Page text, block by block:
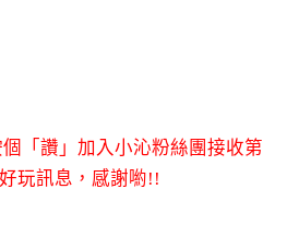
「讚」加入小沁粉絲團接收第
玩訊息，感謝喲!!